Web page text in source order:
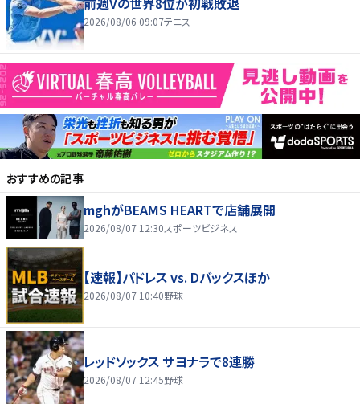
2026/08/06 09:07テニス
おすすめの記事
mghがBEAMS HEARTで店舗展開
2026/08/07 12:30スポーツビジネス
【速報】パドレス vs. Dバックスほか
2026/08/07 10:40野球
レッドソックス サヨナラで8連勝
2026/08/07 12:45野球